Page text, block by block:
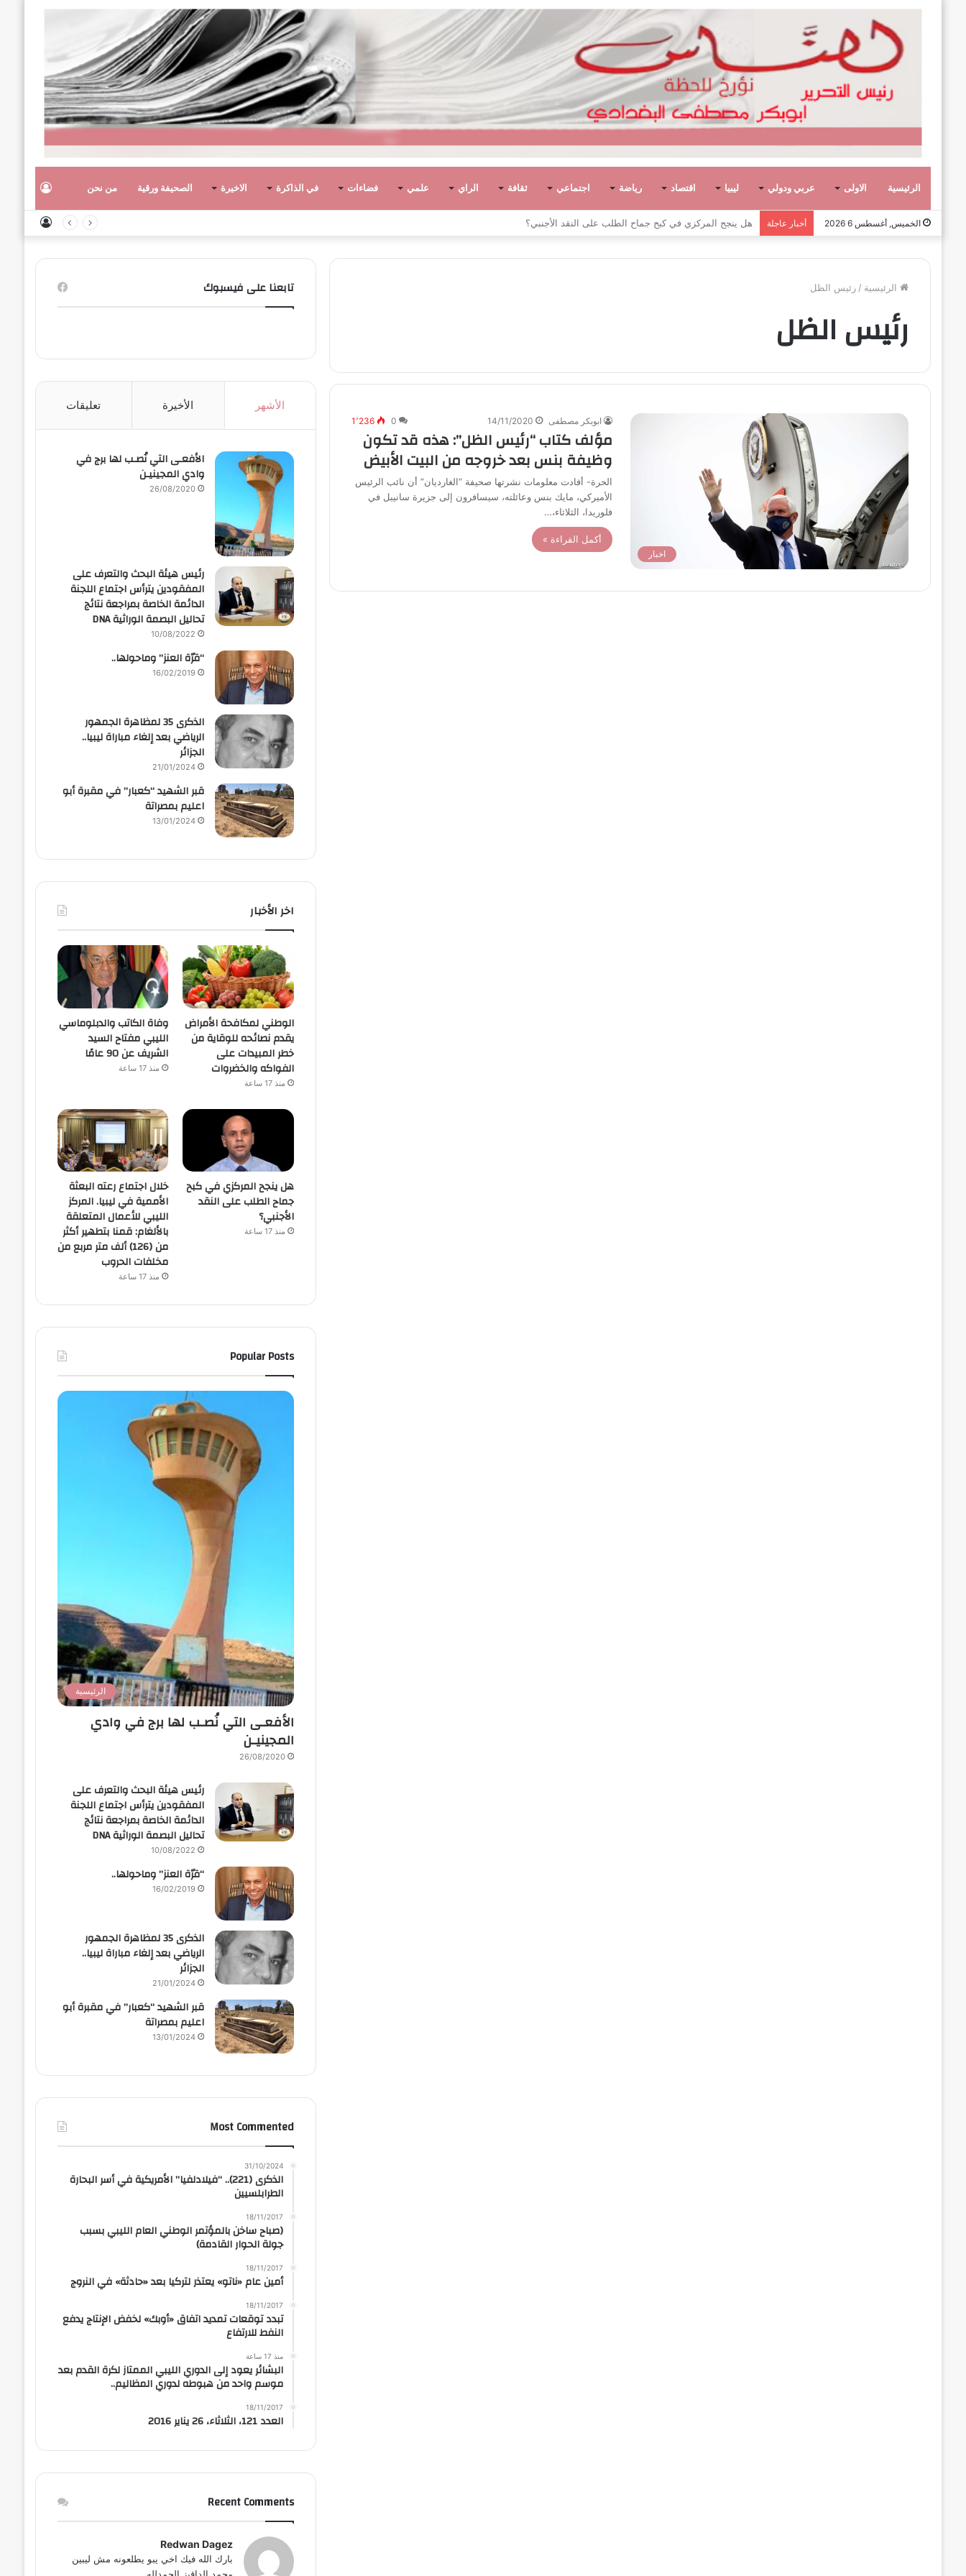
الرئيسية الاولى عربي ودولي ليبيا اقتصاد رياضة اجتماعي ثقافة الراي علمي فضاءات في الذاكرة الاخيرة الصحيفة ورقية من نحن
الخميس, أغسطس 6 2026 أخبار عاجلة هل ينجح المركزي في كبح جماح الطلب على النقد الأجنبي؟
الرئيسية / رئيس الظل
رئيس الظل
اخبار
ابوبكر مصطفى 14/11/2020
0 1٬236
مؤلف كتاب “رئيس الظل”: هذه قد تكون
وظيفة بنس بعد خروجه من البيت الأبيض
الحرة- أفادت معلومات نشرتها صحيفة “الغارديان” أن نائب الرئيس
الأميركي، مايك بنس وعائلته، سيسافرون إلى جزيرة سانيبل في
فلوريدا، الثلاثاء،…
أكمل القراءة »
تابعنا على فيسبوك
الأشهر الأخيرة تعليقات
الأفعـى التي نُصـب لها برج في
وادي المجينيـن
26/08/2020
رئيس هيئة البحث والتعرف على
المفقودين يترأس اجتماع اللجنة
الدائمة الخاصة بمراجعة نتائج
تحاليل البصمة الوراثية DNA
10/08/2022
“قرّة العنز” وماحولها..
16/02/2019
الذكرى 35 لمظاهرة الجمهور
الرياضي بعد إلغاء مباراة ليبيا..
الجزائر
21/01/2024
قبر الشهيد “كعبار” في مقبرة أبو
اعليم بمصراتة
13/01/2024
اخر الأخبار
الوطني لمكافحة الأمراض
يقدم نصائحه للوقاية من
خطر المبيدات على
الفواكه والخضروات
منذ 17 ساعة
وفاة الكاتب والدبلوماسي
الليبي مفتاح السيد
الشريف عن 90 عامًا
منذ 17 ساعة
هل ينجح المركزي في كبح
جماح الطلب على النقد
الأجنبي؟
منذ 17 ساعة
خلال اجتماع رعته البعثة
الأممية في ليبيا. المركز
الليبي للأعمال المتعلقة
بالألغام: قمنا بتطهير أكثر
من (126) ألف متر مربع من
مخلفات الحروب
منذ 17 ساعة
Popular Posts
الرئيسية
الأفعـى التي نُصـب لها برج في وادي
المجينيـن
26/08/2020
رئيس هيئة البحث والتعرف على
المفقودين يترأس اجتماع اللجنة
الدائمة الخاصة بمراجعة نتائج
تحاليل البصمة الوراثية DNA
10/08/2022
“قرّة العنز” وماحولها..
16/02/2019
الذكرى 35 لمظاهرة الجمهور
الرياضي بعد إلغاء مباراة ليبيا..
الجزائر
21/01/2024
قبر الشهيد “كعبار” في مقبرة أبو
اعليم بمصراتة
13/01/2024
Most Commented
31/10/2024
الذكرى (221).. “فيلادلفيا” الأمريكية في أسر البحارة
الطرابلسيين
18/11/2017
(صباح ساخن بالمؤتمر الوطني العام الليبي بسبب
جولة الحوار القادمة)
18/11/2017
أمين عام «ناتو» يعتذر لتركيا بعد «حادثة» في النروج
18/11/2017
تبدد توقعات تمديد اتفاق «أوبك» لخفض الإنتاج يدفع
النفط للارتفاع
منذ 17 ساعة
البشائر يعود إلى الدوري الليبي الممتاز لكرة القدم بعد
موسم واحد من هبوطه لدوري المظاليم..
18/11/2017
العدد 121، الثلاثاء، 26 يناير 2016
Recent Comments
Redwan Dagez
بارك الله فيك اخي يبو يطلعونه مش ليبين